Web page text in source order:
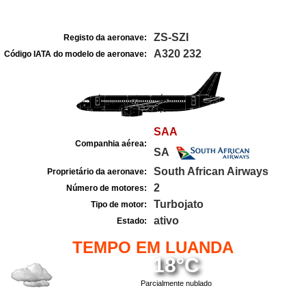
Registo da aeronave: ZS-SZI
Código IATA do modelo de aeronave: A320 232
Companhia aérea:
SAA
SA
Proprietário da aeronave: South African Airways
Número de motores: 2
Tipo de motor: Turbojato
Estado: ativo
TEMPO EM LUANDA
18°C
Parcialmente nublado